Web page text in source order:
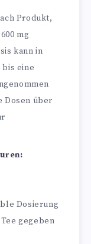
Produkt,
mg
kann in
bis eine
Dosen über
Dosierung
gegeben